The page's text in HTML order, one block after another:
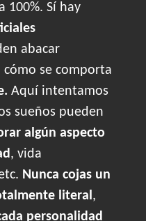
100%. Sí hay
abacar
se comporta
Aquí intentamos
sueños pueden
algún aspecto
, vida
Nunca cojas un
literal,
personalidad